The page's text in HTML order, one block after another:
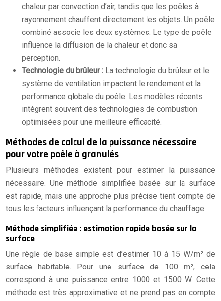
chaleur par convection d’air, tandis que les poêles à
rayonnement chauffent directement les objets. Un poêle
combiné associe les deux systèmes. Le type de poêle
influence la diffusion de la chaleur et donc sa
perception.
Technologie du brûleur : La technologie du brûleur et le
système de ventilation impactent le rendement et la
performance globale du poêle. Les modèles récents
intègrent souvent des technologies de combustion
optimisées pour une meilleure efficacité.
Méthodes de calcul de la puissance nécessaire
pour votre poêle à granulés
Plusieurs méthodes existent pour estimer la puissance
nécessaire. Une méthode simplifiée basée sur la surface
est rapide, mais une approche plus précise tient compte de
tous les facteurs influençant la performance du chauffage.
Méthode simplifiée : estimation rapide basée sur la
surface
Une règle de base simple est d’estimer 10 à 15 W/m² de
surface habitable. Pour une surface de 100 m², cela
correspond à une puissance entre 1000 et 1500 W. Cette
méthode est très approximative et ne prend pas en compte